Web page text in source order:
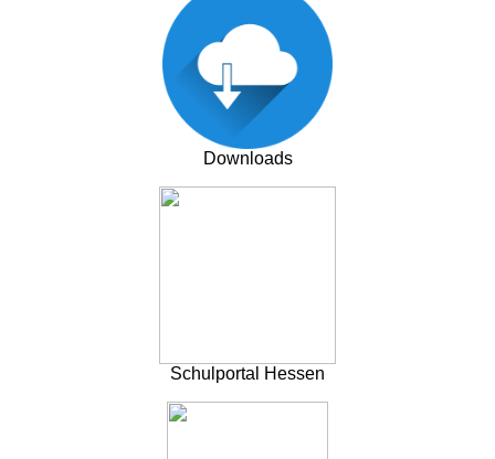
Downloads
Schulportal Hessen